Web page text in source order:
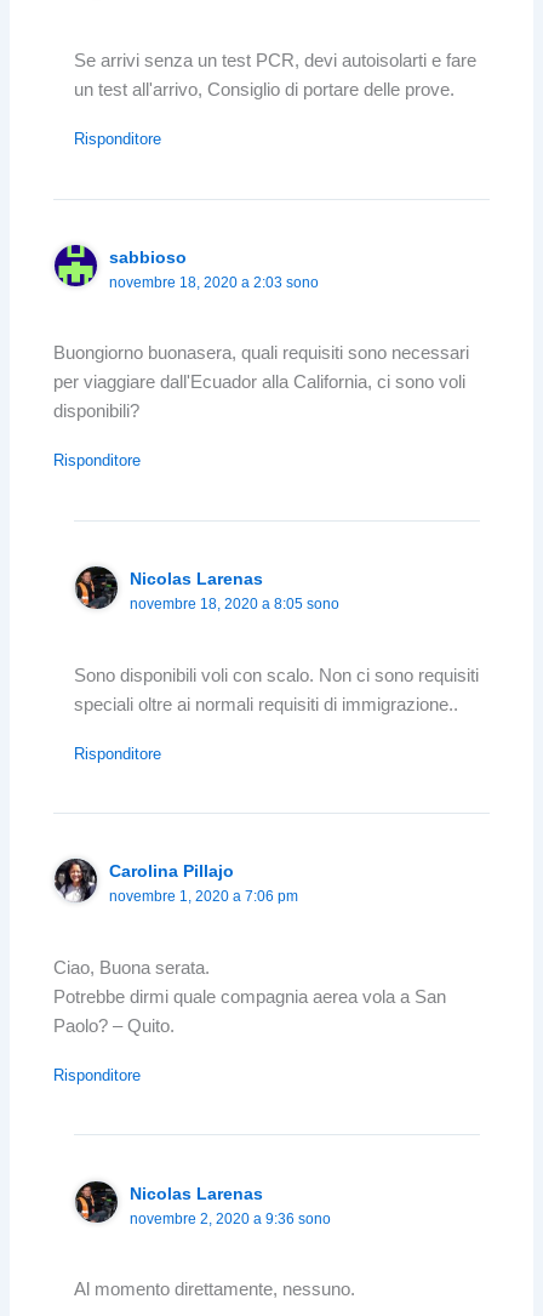
Se arrivi senza un test PCR, devi autoisolarti e fare
un test all'arrivo, Consiglio di portare delle prove.
Risponditore
sabbioso
novembre 18, 2020 a 2:03 sono
Buongiorno buonasera, quali requisiti sono necessari
per viaggiare dall'Ecuador alla California, ci sono voli
disponibili?
Risponditore
Nicolas Larenas
novembre 18, 2020 a 8:05 sono
Sono disponibili voli con scalo. Non ci sono requisiti
speciali oltre ai normali requisiti di immigrazione..
Risponditore
Carolina Pillajo
novembre 1, 2020 a 7:06 pm
Ciao, Buona serata.
Potrebbe dirmi quale compagnia aerea vola a San
Paolo? – Quito.
Risponditore
Nicolas Larenas
novembre 2, 2020 a 9:36 sono
Al momento direttamente, nessuno.